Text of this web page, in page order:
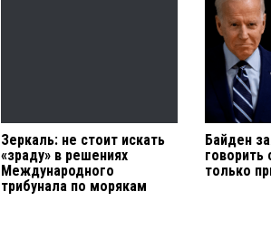
Зеркаль: не стоит искать
«зраду» в решениях
Международного
трибунала по морякам
Байден
говорить
только